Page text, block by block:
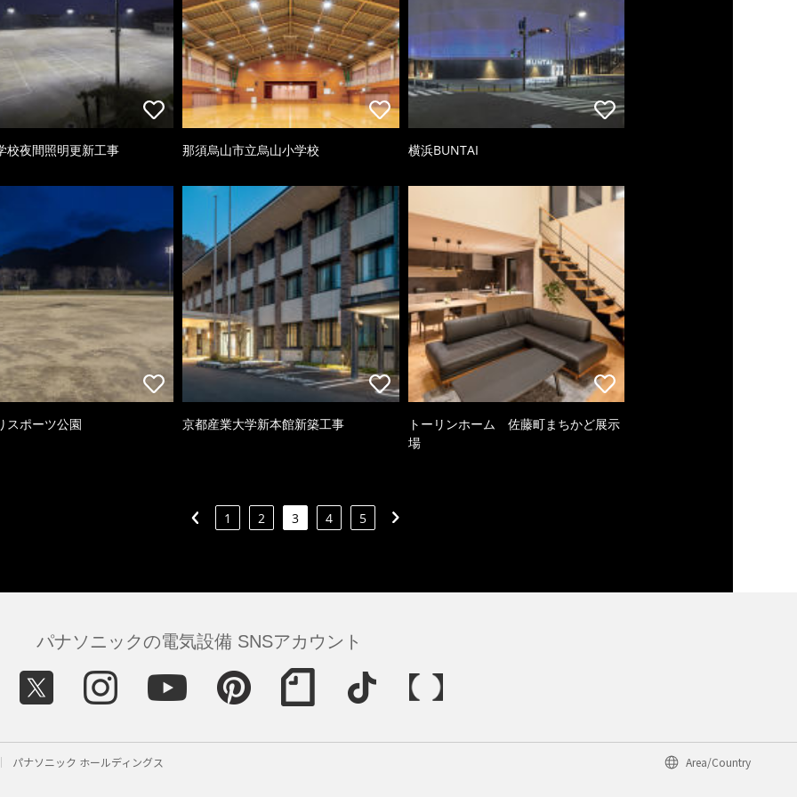
校夜間照明更新工事 那須烏山市立烏山小学校 横浜BUNTAI
スポーツ公園 京都産業大学新本館新築工事
トーリンホーム 佐藤町まちかど展示
場
1 2 3 4 5
パナソニックの電気設備 SNSアカウント
パナソニック ホールディングス Area/Country